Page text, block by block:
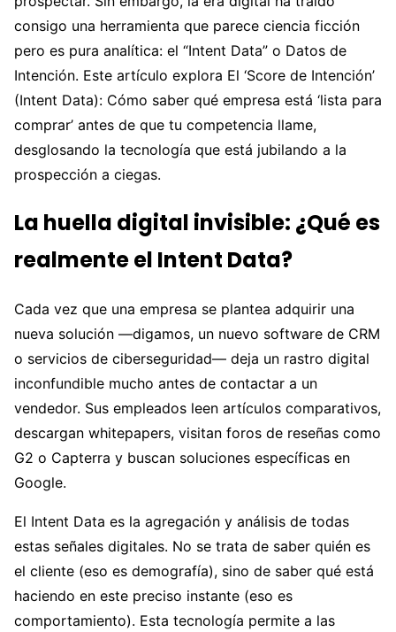
consigo una herramienta que parece ciencia ficción
pero es pura analítica: el “Intent Data” o Datos de
Intención. Este artículo explora El ‘Score de Intención’
(Intent Data): Cómo saber qué empresa está ‘lista para
comprar’ antes de que tu competencia llame,
desglosando la tecnología que está jubilando a la
prospección a ciegas.
La huella digital invisible: ¿Qué es
realmente el Intent Data?
Cada vez que una empresa se plantea adquirir una
nueva solución —digamos, un nuevo software de CRM
o servicios de ciberseguridad— deja un rastro digital
inconfundible mucho antes de contactar a un
vendedor. Sus empleados leen artículos comparativos,
descargan whitepapers, visitan foros de reseñas como
G2 o Capterra y buscan soluciones específicas en
Google.
El Intent Data es la agregación y análisis de todas
estas señales digitales. No se trata de saber quién es
el cliente (eso es demografía), sino de saber qué está
haciendo en este preciso instante (eso es
comportamiento). Esta tecnología permite a las